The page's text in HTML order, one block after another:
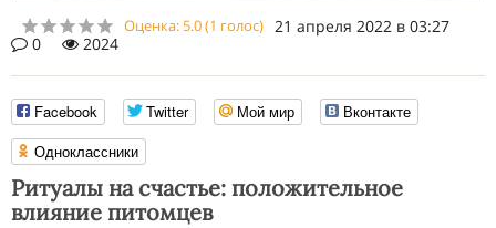
Оценка:5.0(1 голос) 21 апреля 2022 в 03:27
0
2024
Facebook Twitter Мой мир
Вконтакте
Одноклассники
Ритуалы на счастье: положительное
влияние питомцев